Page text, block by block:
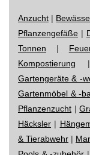
Anzucht |
Pflanzengefäße |
Tonnen |
Kompostierung
Gartengeräte & -
Gartenmöbel & -
Pflanzenzucht |
Häcksler |
& Tierabwehr |